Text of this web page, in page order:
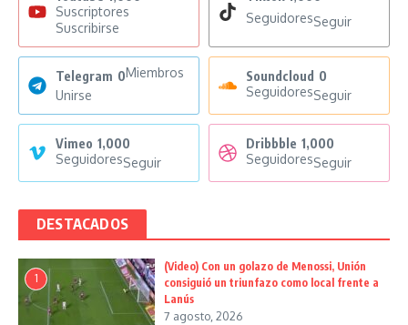
Suscriptores
Suscribirse
SeguidoresSeguir
Telegram 0Miembros
Unirse
Soundcloud 0
SeguidoresSeguir
Vimeo 1,000
SeguidoresSeguir
Dribbble 1,000
SeguidoresSeguir
DESTACADOS
1
(Video) Con un golazo de Menossi, Unión
consiguió un triunfazo como local frente a
Lanús
7 agosto, 2026